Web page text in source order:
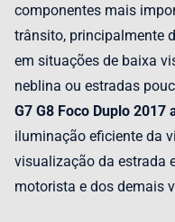
componentes mais
trânsito, principalmente
em situações de baixa
neblina ou estradas
G7 G8 Foco Duplo 2017
iluminação eficiente da
visualização da estrada
motorista e dos demais